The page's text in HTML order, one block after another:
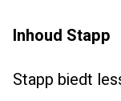
Inhoud Stapp
Stapp biedt